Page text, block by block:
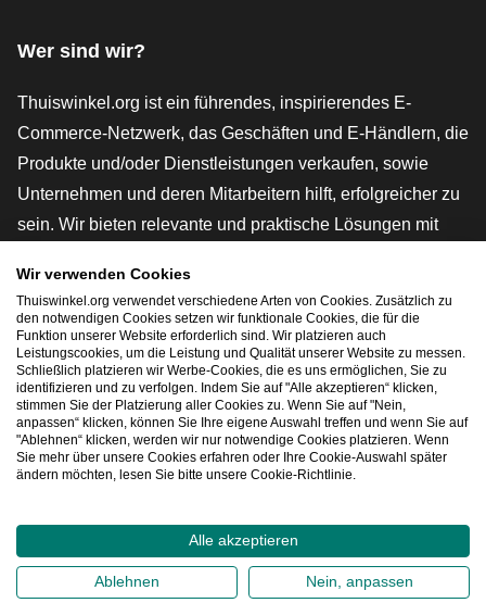
Wer sind wir?
Thuiswinkel.org ist ein führendes, inspirierendes E-
Commerce-Netzwerk, das Geschäften und E-Händlern, die
Produkte und/oder Dienstleistungen verkaufen, sowie
Unternehmen und deren Mitarbeitern hilft, erfolgreicher zu
sein. Wir bieten relevante und praktische Lösungen mit
rechtlichen Instrumenten und Beratung,
Interessenvertretung, Marktforschung und verfügen über
eine eigene Bildungsplattform, die Thuiswinkel e-
Academy.
Schnelles Navigieren
2026©Thuiswinkel.org
Datenschutzerklärung Cookie-Erklärung
Wir verwenden Cookies
Thuiswinkel.org verwendet verschiedene Arten von Cookies. Zusätzlich zu
den notwendigen Cookies setzen wir funktionale Cookies, die für die
Funktion unserer Website erforderlich sind. Wir platzieren auch
Leistungscookies, um die Leistung und Qualität unserer Website zu messen.
Schließlich platzieren wir Werbe-Cookies, die es uns ermöglichen, Sie zu
identifizieren und zu verfolgen. Indem Sie auf "Alle akzeptieren“ klicken,
stimmen Sie der Platzierung aller Cookies zu. Wenn Sie auf "Nein,
anpassen“ klicken, können Sie Ihre eigene Auswahl treffen und wenn Sie auf
"Ablehnen“ klicken, werden wir nur notwendige Cookies platzieren. Wenn
Sie mehr über unsere Cookies erfahren oder Ihre Cookie-Auswahl später
ändern möchten, lesen Sie bitte unsere Cookie-Richtlinie.
Alle akzeptieren
Ablehnen Nein, anpassen